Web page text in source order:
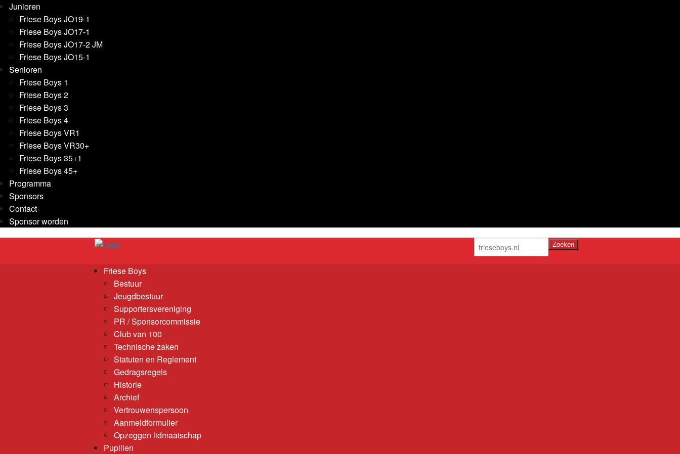
Junioren
Friese Boys JO19-1
Friese Boys JO17-1
Friese Boys JO17-2 JM
Friese Boys JO15-1
Senioren
Friese Boys 1
Friese Boys 2
Friese Boys 3
Friese Boys 4
Friese Boys VR1
Friese Boys VR30+
Friese Boys 35+1
Friese Boys 45+
Programma
Sponsors
Contact
Sponsor worden
Friese Boys
Bestuur
Jeugdbestuur
Supportersvereniging
PR / Sponsorcommissie
Club van 100
Technische zaken
Statuten en Reglement
Gedragsregels
Historie
Archief
Vertrouwenspersoon
Aanmeldformulier
Opzeggen lidmaatschap
Pupillen